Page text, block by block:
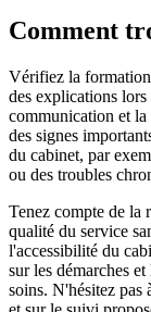
Comment
Vérifiez la
des explications
communication et la
des signes
du cabinet, par
ou des troubles
Tenez compte de la
qualité du service
l'accessibilité du
sur les démarches
soins. N'hésitez pas